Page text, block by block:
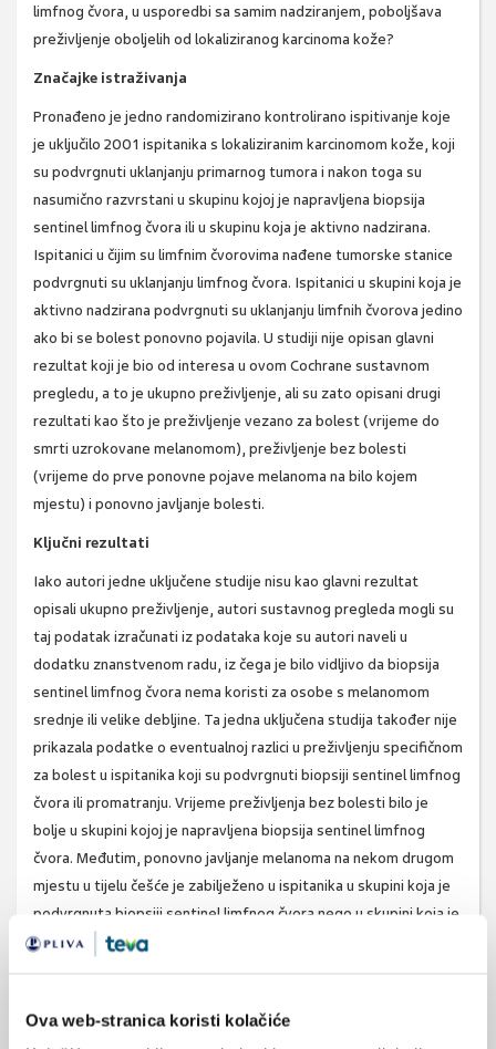
Ova web-stranica koristi kolačiće
limfnog čvora, u usporedbi sa samim nadziranjem, poboljšava
preživljenje oboljelih od lokaliziranog karcinoma kože?
Značajke istraživanja
Pronađeno je jedno randomizirano kontrolirano ispitivanje koje
je uključilo 2001 ispitanika s lokaliziranim karcinomom kože, koji
su podvrgnuti uklanjanju primarnog tumora i nakon toga su
nasumično razvrstani u skupinu kojoj je napravljena biopsija
sentinel limfnog čvora ili u skupinu koja je aktivno nadzirana.
Ispitanici u čijim su limfnim čvorovima nađene tumorske stanice
podvrgnuti su uklanjanju limfnog čvora. Ispitanici u skupini koja je
aktivno nadzirana podvrgnuti su uklanjanju limfnih čvorova jedino
ako bi se bolest ponovno pojavila. U studiji nije opisan glavni
rezultat koji je bio od interesa u ovom Cochrane sustavnom
pregledu, a to je ukupno preživljenje, ali su zato opisani drugi
rezultati kao što je preživljenje vezano za bolest (vrijeme do
smrti uzrokovane melanomom), preživljenje bez bolesti
(vrijeme do prve ponovne pojave melanoma na bilo kojem
mjestu) i ponovno javljanje bolesti.
Ključni rezultati
Iako autori jedne uključene studije nisu kao glavni rezultat
opisali ukupno preživljenje, autori sustavnog pregleda mogli su
taj podatak izračunati iz podataka koje su autori naveli u
dodatku znanstvenom radu, iz čega je bilo vidljivo da biopsija
sentinel limfnog čvora nema koristi za osobe s melanomom
srednje ili velike debljine. Ta jedna uključena studija također nije
prikazala podatke o eventualnoj razlici u preživljenju specifičnom
za bolest u ispitanika koji su podvrgnuti biopsiji sentinel limfnog
čvora ili promatranju. Vrijeme preživljenja bez bolesti bilo je
bolje u skupini kojoj je napravljena biopsija sentinel limfnog
čvora. Međutim, ponovno javljanje melanoma na nekom drugom
mjestu u tijelu češće je zabilježeno u ispitanika u skupini koja je
podvrgnuta biopsiji sentinel limfnog čvora nego u skupini koja je
aktivno nadzirana.
Kvaliteta dokaza bila je niska za promatrane rezultate. Kako su